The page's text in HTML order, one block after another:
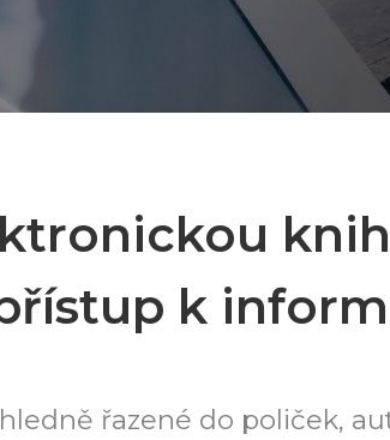
k
řazené do poliček,